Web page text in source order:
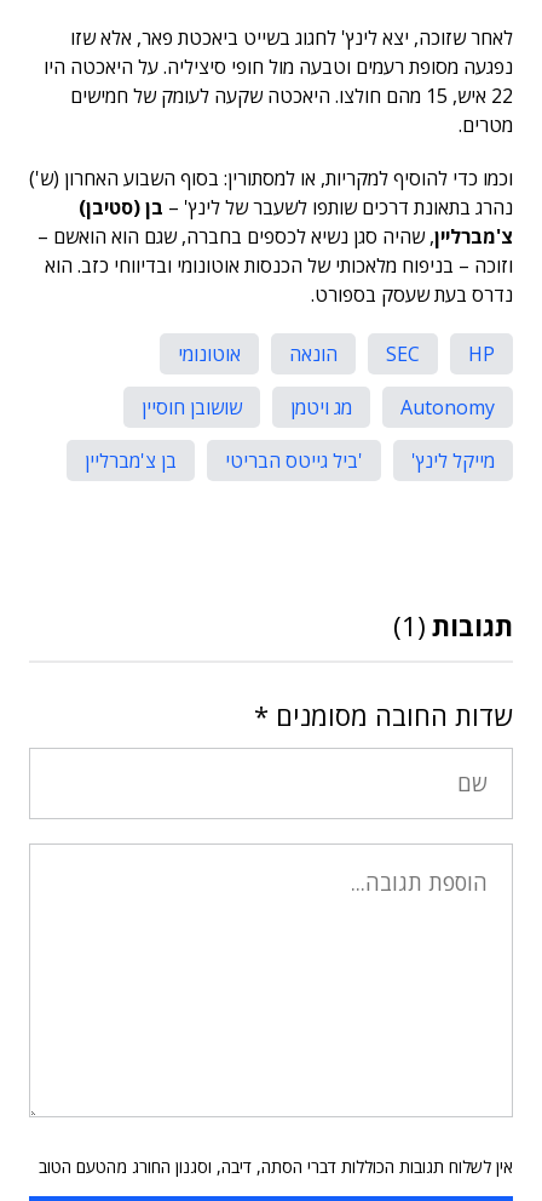
לאחר שזוכה, יצא לינץ' לחגוג בשייט ביאכטת פאר, אלא שזו
נפגעה מסופת רעמים וטבעה מול חופי סיציליה. על היאכטה היו
22 איש, 15 מהם חולצו. היאכטה שקעה לעומק של חמישים
מטרים.
וכמו כדי להוסיף למקריות, או למסתורין: בסוף השבוע האחרון (ש')
נהרג בתאונת דרכים שותפו לשעבר של לינץ' – בן (סטיבן)
צ'מברליין, שהיה סגן נשיא לכספים בחברה, שגם הוא הואשם –
וזוכה – בניפוח מלאכותי של הכנסות אוטונומי ובדיווחי כזב. הוא
נדרס בעת שעסק בספורט.
HP
SEC הונאה
אוטונומי
Autonomy
מג ויטמן
שושובן חוסיין
מייקל לינץ'
'ביל גייטס הבריטי בן צ'מברליין
תגובות (1)
שדות החובה מסומנים *
אין לשלוח תגובות הכוללות דברי הסתה, דיבה, וסגנון החורג מהטעם הטוב